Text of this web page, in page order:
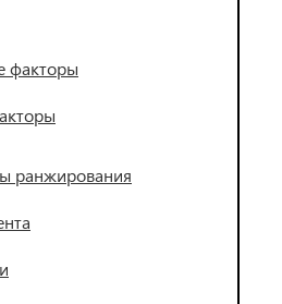
факторы
ранжирования